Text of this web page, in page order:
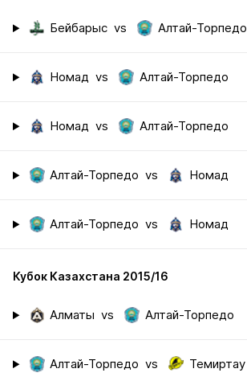
Бейбарыс vs Алтай-Торпедо
Номад vs Алтай-Торпедо
Номад vs Алтай-Торпедо
Алтай-Торпедо vs Номад
Алтай-Торпедо vs Номад
Кубок Казахстана 2015/16
Алматы vs Алтай-Торпедо
Алтай-Торпедо vs Темиртау